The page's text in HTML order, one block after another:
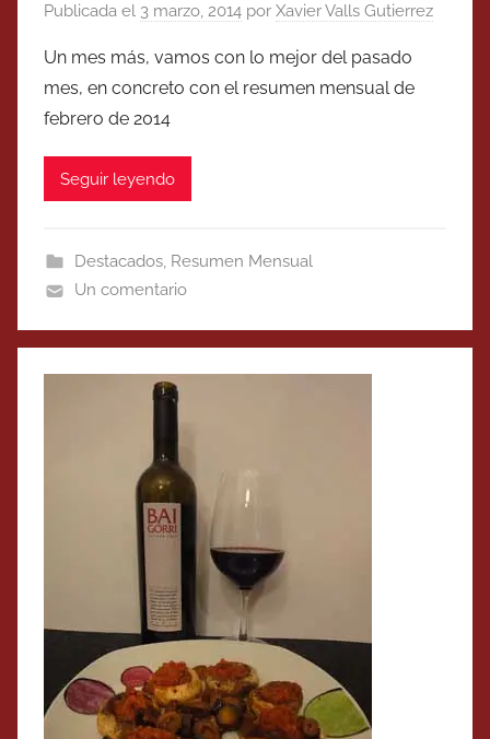
Publicada el 3 marzo, 2014 por Xavier Valls Gutierrez
Un mes más, vamos con lo mejor del pasado
mes, en concreto con el resumen mensual de
febrero de 2014
Seguir leyendo
Destacados, Resumen Mensual
Un comentario